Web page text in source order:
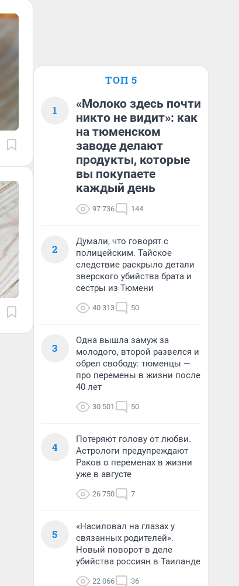
ТОП 5
1
«Молоко здесь почти
никто не видит»: как
на тюменском
заводе делают
продукты, которые
вы покупаете
каждый день
97 736 144
2
Думали, что говорят с
полицейским. Тайское
следствие раскрыло детали
зверского убийства брата и
сестры из Тюмени
40 313 50
3
Одна вышла замуж за
молодого, второй развелся и
обрел свободу: тюменцы —
про перемены в жизни после
40 лет
30 501 50
4
Потеряют голову от любви.
Астрологи предупреждают
Раков о переменах в жизни
уже в августе
26 750 7
5
«Насиловал на глазах у
связанных родителей».
Новый поворот в деле
убийства россиян в Таиланде
22 066 36